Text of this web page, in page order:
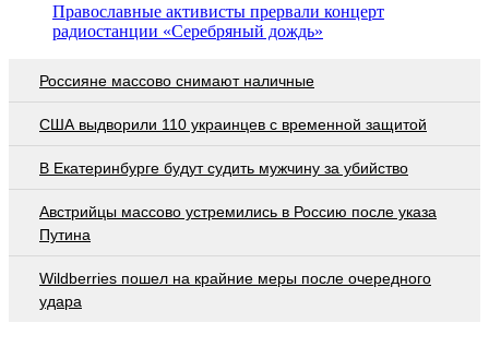
Православные активисты прервали концерт
радиостанции «Серебряный дождь»
Россияне массово снимают наличные
США выдворили 110 украинцев с временной защитой
В Екатеринбурге будут судить мужчину за убийство
Австрийцы массово устремились в Россию после указа
Путина
Wildberries пошел на крайние меры после очередного
удара